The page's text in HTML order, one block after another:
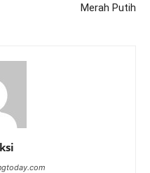
Merah Putih